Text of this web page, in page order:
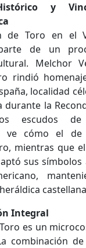
y
de Toro en el
de un
Melchor
rindió
localidad
durante la
escudos de
ve cómo el de
mientras que
sus símbolos
Integral
es un
combinación de